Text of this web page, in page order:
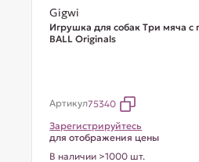
Gigwi
Игрушка для собак Три мяча
BALL Originals
Артикул75340
Зарегистрируйтесь
для отображения цены
В наличии >1000 шт.